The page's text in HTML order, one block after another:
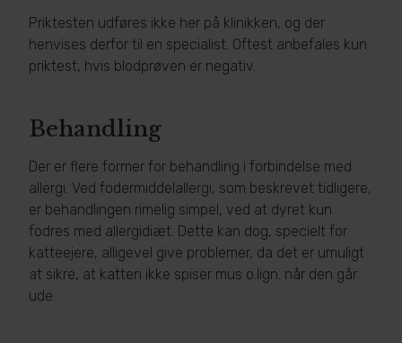
Priktesten udføres ikke her på klinikken, og der
henvises derfor til en specialist. Oftest anbefales kun
priktest, hvis blodprøven er negativ.
Behandling
Der er flere former for behandling i forbindelse med
allergi. Ved fodermiddelallergi, som beskrevet tidligere,
er behandlingen rimelig simpel, ved at dyret kun
fodres med allergidiæt. Dette kan dog, specielt for
katteejere, alligevel give problemer, da det er umuligt
at sikre, at katten ikke spiser mus o.lign. når den går
ude.